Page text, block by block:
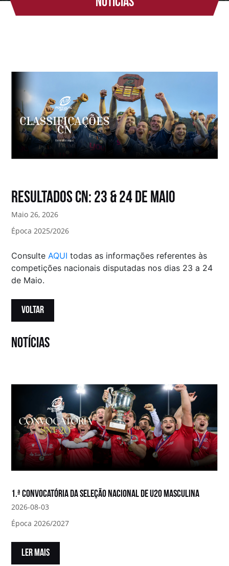
Resultados CN: 23 & 24 de Maio
Maio 26, 2026
Época 2025/2026
Consulte AQUItodas as informações referentes às
competições nacionais disputadas nos dias 23 a 24
de Maio.
VOLTAR
notícias
1.ª convocatória da Seleção Nacional de U20 Masculina
2026-08-03
Época 2026/2027
LER MAIS